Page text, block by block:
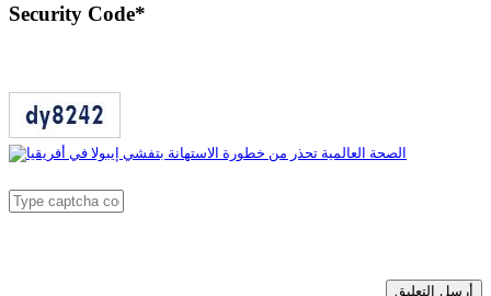
Security Code*
أرسل التعليق